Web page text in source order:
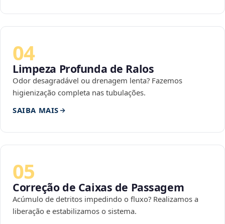
04
Limpeza Profunda de Ralos
Odor desagradável ou drenagem lenta? Fazemos
higienização completa nas tubulações.
SAIBA MAIS
05
Correção de Caixas de Passagem
Acúmulo de detritos impedindo o fluxo? Realizamos a
liberação e estabilizamos o sistema.